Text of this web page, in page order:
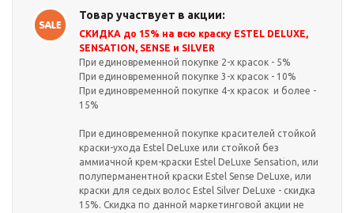
Товар участвует в акции:
СКИДКА до 15% на всю краску ESTEL DELUXE,
SENSATION, SENSE и SILVER
При единовременной покупке 2-х красок - 5%
При единовременной покупке 3-х красок - 10%
При единовременной покупке 4-х красок и более -
15%
При единовременной покупке красителей стойкой
краски-ухода Estel DeLuxe или стойкой без
аммиачной крем-краски Estel DeLuxe Sensation, или
полуперманентной краски Estel Sense DeLuxe, или
краски для седых волос Estel Silver DeLuxe - скидка
15%. Скидка по данной маркетинговой акции не